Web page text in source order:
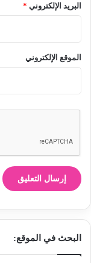
البريد الإلكتروني *
الموقع الإلكتروني
البحث في الموقع: